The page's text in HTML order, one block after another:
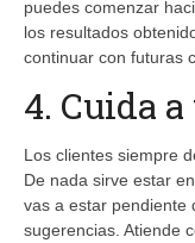
puedes comenzar
los resultados
continuar con futuras
4. Cuida
Los clientes siempre
De nada sirve estar
vas a estar pendiente
sugerencias. Atiende